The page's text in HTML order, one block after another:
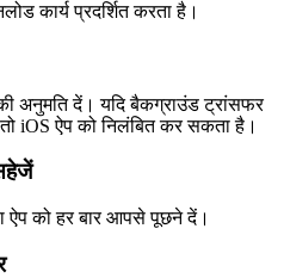
कार्य प्रदर्शित करता है।
अनुमति दें। यदि बैकग्राउंड ट्रांसफर
iOS ऐप को निलंबित कर सकता है।
ऐप को हर बार आपसे पूछने दें।